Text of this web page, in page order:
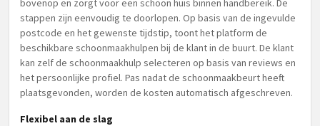
bovenop en zorgt voor een schoon huis binnen handbereik. De
stappen zijn eenvoudig te doorlopen. Op basis van de ingevulde
postcode en het gewenste tijdstip, toont het platform de
beschikbare schoonmaakhulpen bij de klant in de buurt. De klant
kan zelf de schoonmaakhulp selecteren op basis van reviews en
het persoonlijke profiel. Pas nadat de schoonmaakbeurt heeft
plaatsgevonden, worden de kosten automatisch afgeschreven.
Flexibel aan de slag